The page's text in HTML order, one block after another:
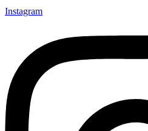
Instagram